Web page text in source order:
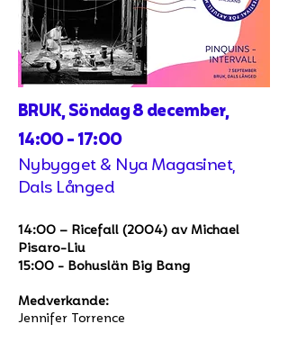
BRUK, Söndag 8 december,
14:00 - 17:00
Nybygget & Nya Magasinet,
Dals Långed
14:00 – Ricefall (2004) av Michael
Pisaro-Liu
15:00 - Bohuslän Big Bang
Medverkande:
Jennifer Torrence